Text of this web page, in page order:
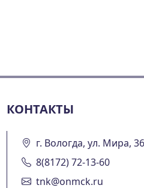
КОНТАКТЫ
г. Вологда, ул. Мира,
8(8172) 72-13-60
tnk@onmck.ru